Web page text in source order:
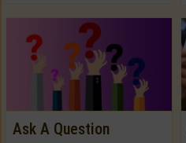
Ask A Question